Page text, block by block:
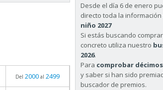
Del 2000 al 2499
Desde el día 6 de enero
directo toda la
niño 2027
Si estás buscando
concreto utiliza nuestro
2026.
Para comprobar décimos
y saber si han sido
buscador de premios.